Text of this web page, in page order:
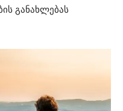
განახლებას